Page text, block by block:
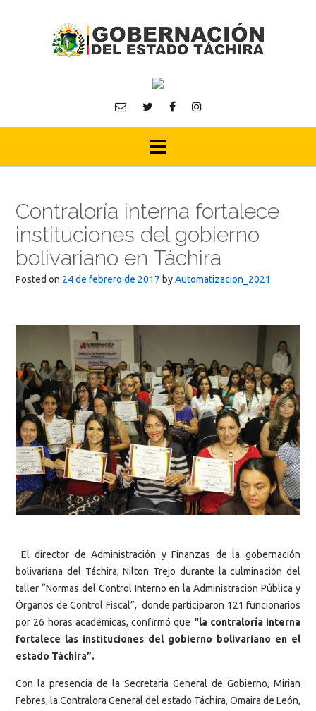
Contraloría interna fortalece
instituciones del gobierno
bolivariano en Táchira
Posted on 24 de febrero de 2017 byAutomatizacion_2021
El director de Administración y Finanzas de la gobernación
bolivariana del Táchira, Nilton Trejo durante la culminación del
taller “Normas del Control Interno en la Administración Pública y
Órganos de Control Fiscal”, donde participaron 121 funcionarios
por 26 horas académicas, confirmó que “la contraloría interna
fortalece las instituciones del gobierno bolivariano en el
estado Táchira”.
Con la presencia de la Secretaria General de Gobierno, Mirian
Febres, la Contralora General del estado Táchira, Omaira de León,